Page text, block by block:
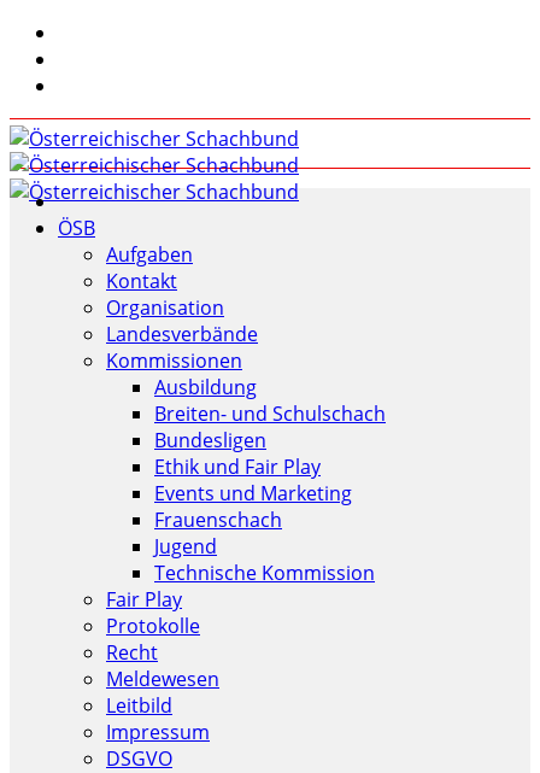
ÖSB
Aufgaben
Kontakt
Organisation
Landesverbände
Kommissionen
Ausbildung
Breiten- und Schulschach
Bundesligen
Ethik und Fair Play
Events und Marketing
Frauenschach
Jugend
Technische Kommission
Fair Play
Protokolle
Recht
Meldewesen
Leitbild
Impressum
DSGVO